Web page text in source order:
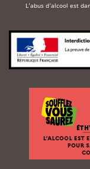
L'abus d'alcool est